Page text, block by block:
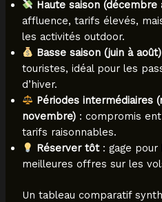
Haute saison (décembre
affluence, tarifs élevés,
les activités outdoor.
Basse saison (juin à août)
touristes, idéal pour les
d’hiver.
Périodes intermédiaires
novembre): compromis
tarifs raisonnables.
Réserver tôt: gage pour
meilleures offres sur les
Un tableau comparatif